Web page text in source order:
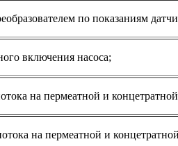
по показаниям
включения насоса;
на пермеатной и
на пермеатной и